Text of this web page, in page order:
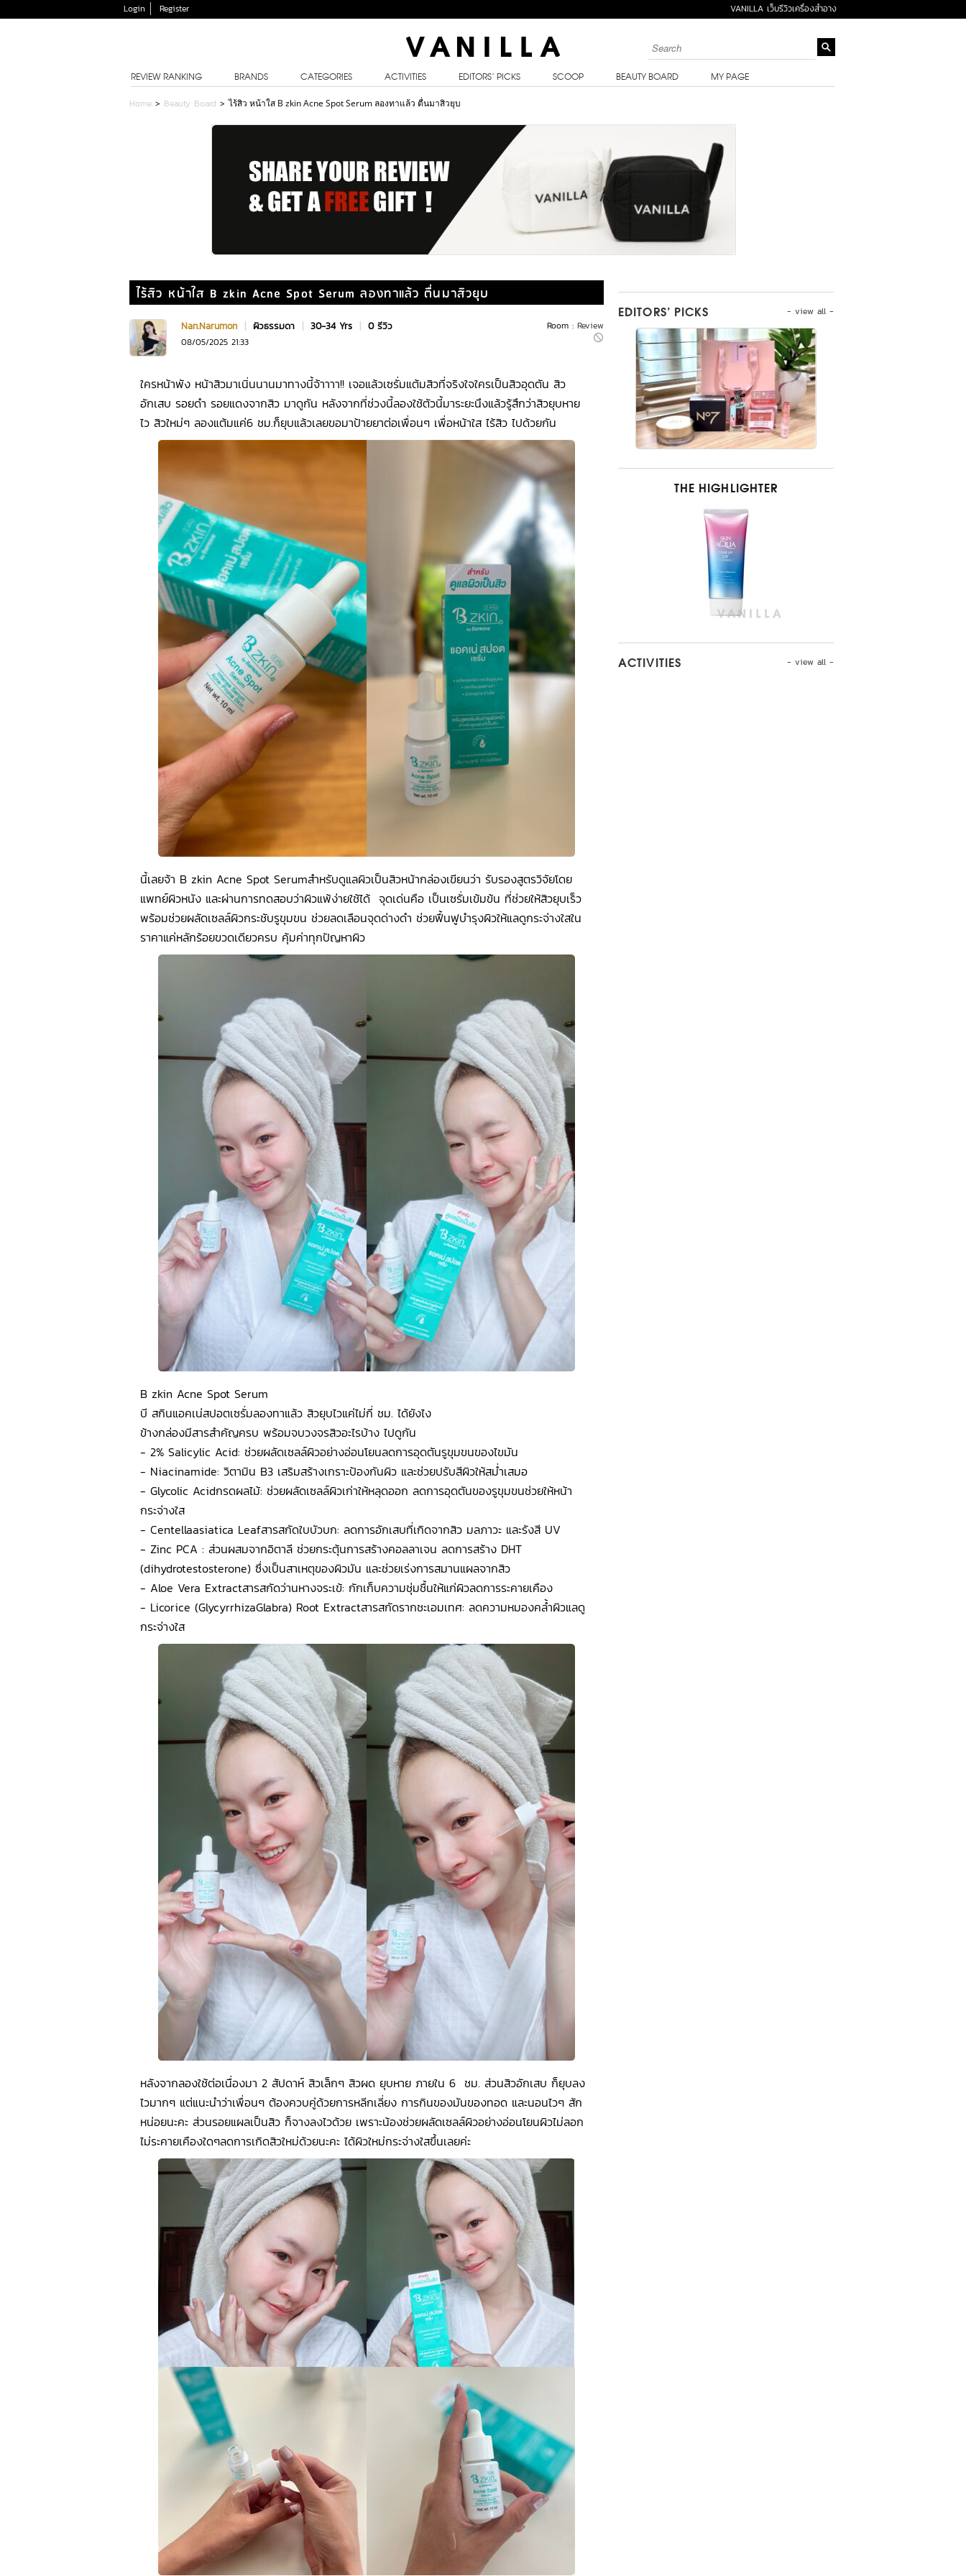
Login Register VANILLA เว็บรีวิวเครื่องสำอาง
REVIEW RANKING BRANDS CATEGORIES ACTIVITIES EDITORS’ PICKS SCOOP BEAUTY BOARD MY PAGE
Home > Beauty Board >ไร้สิว หน้าใส B zkin Acne Spot Serum ลองทาแล้ว ตื่นมาสิวยุบ
ไร้สิว หน้าใส B zkin Acne Spot Serum ลองทาแล้ว ตื่นมาสิวยุบ
Room : Review
Nan.Narumon | ผิวธรรมดา | 30-34 Yrs | 0 รีวิว
08/05/2025 21:33
ใครหน้าพัง หน้าสิวมาเนิ่นนานมาทางนี้จ้าาาา!! เจอแล้วเซรั่มแต้มสิวที่จริงใจใครเป็นสิวอุดตัน สิว
อักเสบ รอยดำ รอยแดงจากสิว มาดูกัน หลังจากที่ช่วงนี้ลองใช้ตัวนี้มาระยะนึงแล้วรู้สึกว่าสิวยุบหาย
ไว สิวใหม่ๆ ลองแต้มแค่6 ชม.ก็ยุบแล้วเลยขอมาป้ายยาต่อเพื่อนๆ เพื่อหน้าใส ไร้สิว ไปด้วยกัน
นี้เลยจ้า B zkin Acne Spot Serumสำหรับดูแลผิวเป็นสิวหน้ากล่องเขียนว่า รับรองสูตรวิจัยโดย
แพทย์ผิวหนัง และผ่านการทดสอบว่าผิวแพ้ง่ายใช้ได้ จุดเด่นคือ เป็นเซรั่มเข้มข้น ที่ช่วยให้สิวยุบเร็ว
พร้อมช่วยผลัดเซลล์ผิวกระชับรูขุมขน ช่วยลดเลือนจุดด่างดำ ช่วยฟื้นฟูบำรุงผิวให้แลดูกระจ่างใสใน
ราคาแค่หลักร้อยขวดเดียวครบ คุ้มค่าทุกปัญหาผิว
B zkin Acne Spot Serum
บี สกินแอคเน่สปอตเซรั่มลองทาแล้ว สิวยุบไวแค่ไม่กี่ ชม. ได้ยังไง
ข้างกล่องมีสารสำคัญครบ พร้อมจบวงจรสิวอะไรบ้าง ไปดูกัน
- 2% Salicylic Acid: ช่วยผลัดเซลล์ผิวอย่างอ่อนโยนลดการอุดตันรูขุมขนของไขมัน
- Niacinamide: วิตามิน B3 เสริมสร้างเกราะป้องกันผิว และช่วยปรับสีผิวให้สม่ำเสมอ
- Glycolic Acidกรดผลไม้: ช่วยผลัดเซลล์ผิวเก่าให้หลุดออก ลดการอุดตันของรูขุมขนช่วยให้หน้า
กระจ่างใส
- Centellaasiatica Leafสารสกัดใบบัวบก: ลดการอักเสบที่เกิดจากสิว มลภาวะ และรังสี UV
- Zinc PCA : ส่วนผสมจากอิตาลี ช่วยกระตุ้นการสร้างคอลลาเจน ลดการสร้าง DHT
(dihydrotestosterone) ซึ่งเป็นสาเหตุของผิวมัน และช่วยเร่งการสมานแผลจากสิว
- Aloe Vera Extractสารสกัดว่านหางจระเข้: กักเก็บความชุ่มชื้นให้แก่ผิวลดการระคายเคือง
- Licorice (GlycyrrhizaGlabra) Root Extractสารสกัดรากชะเอมเทศ: ลดความหมองคล้ำผิวแลดู
กระจ่างใส
หลังจากลองใช้ต่อเนื่องมา 2 สัปดาห์ สิวเล็กๆ สิวผด ยุบหาย ภายใน 6 ชม. ส่วนสิวอักเสบ ก็ยุบลง
ไวมากๆ แต่แนะนำว่าเพื่อนๆ ต้องควบคู่ด้วยการหลีกเลี่ยง การกินของมันของทอด และนอนไวๆ สัก
หน่อยนะคะ ส่วนรอยแผลเป็นสิว ก็จางลงไวด้วย เพราะน้องช่วยผลัดเซลล์ผิวอย่างอ่อนโยนผิวไม่ลอก
ไม่ระคายเคืองใดๆลดการเกิดสิวใหม่ด้วยนะคะ ได้ผิวใหม่กระจ่างใสขึ้นเลยค่ะ
- view all -
EDITORS’ PICKS
THE HIGHLIGHTER
- view all -
ACTIVITIES